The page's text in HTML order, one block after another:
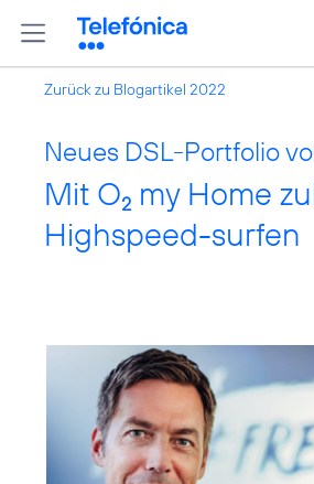
Zurück zu Blogartikel 2022
Neues DSL-Portfolio
Mit O2 my Home
Highspeed-surfen